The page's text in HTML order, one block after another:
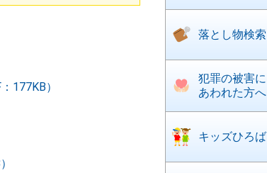
177KB）
落とし物検索
犯罪の被害に
あわれた方へ
キッズひろば